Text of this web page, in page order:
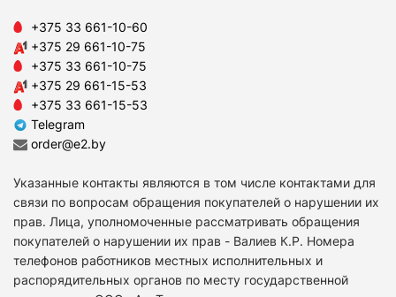
+375 33 661-10-60
+375 29 661-10-75
+375 33 661-10-75
+375 29 661-15-53
+375 33 661-15-53
Telegram
order@e2.by
Указанные контакты являются в том числе контактами для
связи по вопросам обращения покупателей о нарушении их
прав. Лица, уполномоченные рассматривать обращения
покупателей о нарушении их прав - Валиев К.Р. Номера
телефонов работников местных исполнительных и
распорядительных органов по месту государственной